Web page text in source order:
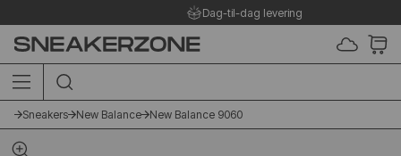
Dag-til-dag levering
SØG I SHOPPEN HER
Sneakers New Balance New Balance 9060